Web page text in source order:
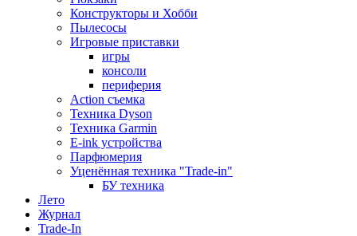
Конструкторы и Хобби
Пылесосы
Игровые приставки
игры
консоли
периферия
Action съемка
Техника Dyson
Техника Garmin
E-ink устройства
Парфюмерия
Уценённая техника "Trade-in"
БУ техника
Лето
Журнал
Trade-In